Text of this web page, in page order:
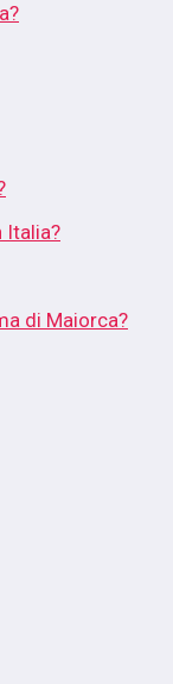
Italia?
di Maiorca?